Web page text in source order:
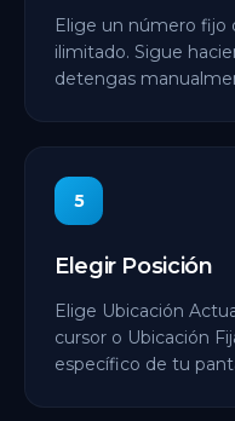
Elige un número fijo
ilimitado. Sigue
detengas
5
Elegir Posición
Elige Ubicación
cursor o Ubicación
específico de tu